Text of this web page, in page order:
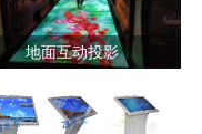
地面互动投影